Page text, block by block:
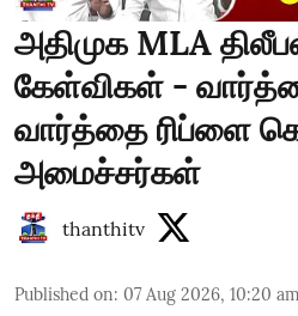
அதிமுக MLA
கேள்விகள் -
வார்த்தை ரிப்ளை
அமைச்சர்கள்
thanthitv
Published on: 07 Aug 2026, 10:20 am